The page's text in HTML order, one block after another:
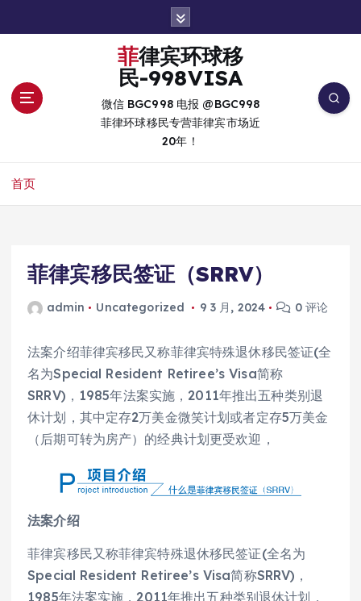
菲律宾环球移
民-998VISA
微信 BGC998 电报 @BGC998
菲律环球移民专营菲律宾市场近
20年！
首页
菲律宾移民签证（SRRV）
admin Uncategorized 9 3 月, 2024 0 评论
法案介绍菲律宾移民又称菲律宾特殊退休移民签证(全
名为Special Resident Retiree’s Visa简称
SRRV)，1985年法案实施，2011年推出五种类别退
休计划，其中定存2万美金微笑计划或者定存5万美金
（后期可转为房产）的经典计划更受欢迎，
法案介绍
菲律宾移民又称菲律宾特殊退休移民签证(全名为
Special Resident Retiree’s Visa简称SRRV)，
1985年法案实施，2011年推出五种类别退休计划，